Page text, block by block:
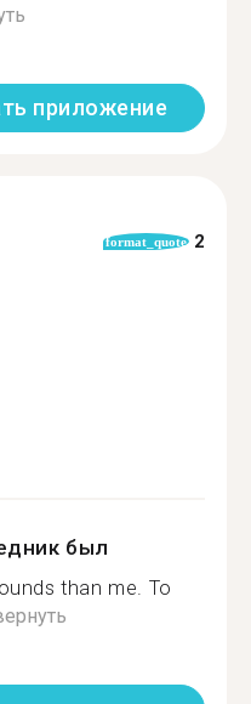
приложение
format_quote 2
был
than me. To